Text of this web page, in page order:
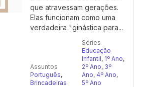
que atravessam gerações.
Elas funcionam como uma
verdadeira "ginástica para...
Assuntos
Português,
Brincadeiras
Séries
Educação
Infantil, 1º Ano,
2º Ano, 3º
Ano, 4º Ano,
5º Ano